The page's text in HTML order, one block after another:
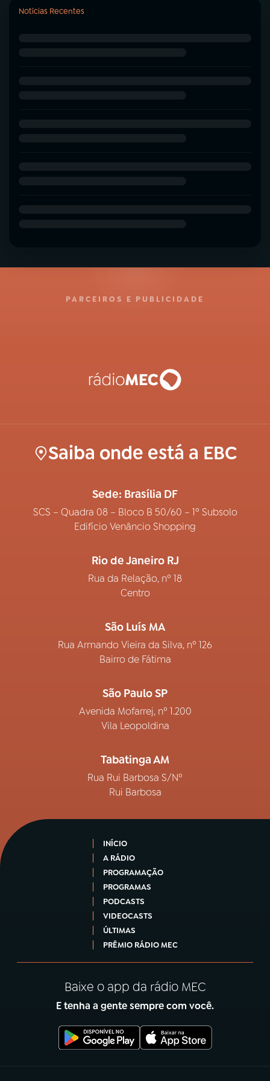
Notícias Recentes
PARCEIROS E PUBLICIDADE
Saiba onde está a EBC
Sede: Brasília DF
SCS – Quadra 08 – Bloco B 50/60 – 1º Subsolo
Edifício Venâncio Shopping
Rio de Janeiro RJ
Rua da Relação, nº 18
Centro
São Luís MA
Rua Armando Vieira da Silva, nº 126
Bairro de Fátima
São Paulo SP
Avenida Mofarrej, nº 1.200
Vila Leopoldina
Tabatinga AM
Rua Rui Barbosa S/Nº
Rui Barbosa
INÍCIO
A RÁDIO
PROGRAMAÇÃO
PROGRAMAS
PODCASTS
VIDEOCASTS
ÚLTIMAS
PRÊMIO RÁDIO MEC
Baixe o app da rádio MEC
E tenha a gente sempre com você.